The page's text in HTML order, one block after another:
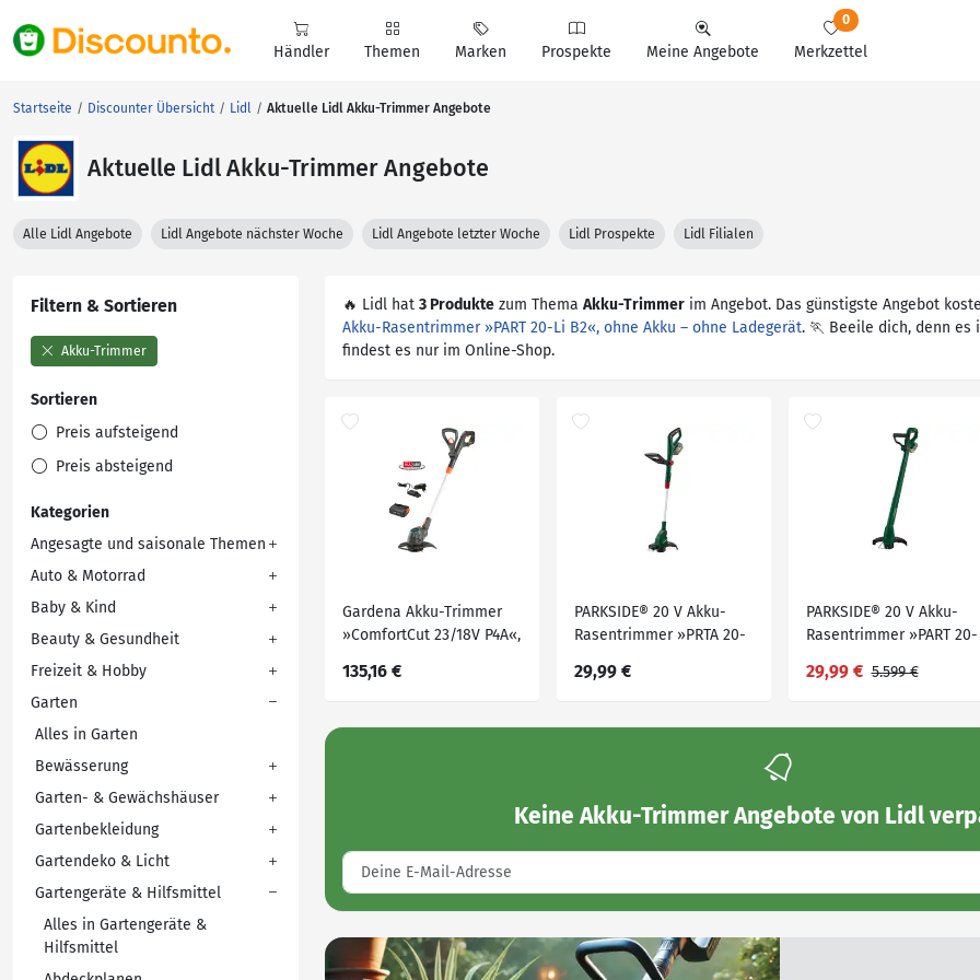
Händler Themen Marken Prospekte Meine Angebote Merkzettel
0
Startseite Discounter Übersicht Lidl Aktuelle Lidl Akku-Trimmer Angebote
Aktuelle Lidl Akku-Trimmer Angebote
Alle Lidl Angebote Lidl Angebote nächster Woche Lidl Angebote letzter Woche Lidl Prospekte Lidl Filialen
Filtern & Sortieren
Akku-Trimmer
Sortieren
Preis aufsteigend
Preis absteigend
Kategorien
Angesagte und saisonale Themen
Auto & Motorrad
Baby & Kind
Beauty & Gesundheit
Freizeit & Hobby
Garten
Alles in Garten
Bewässerung
Garten- & Gewächshäuser
Gartenbekleidung
Gartendeko & Licht
Gartengeräte & Hilfsmittel
Alles in Gartengeräte &
Hilfsmittel
🔥 Lidl hat 3 Produkte zum Thema Akku-Trimmer im Angebot. Das günstigste Angebot
Akku-Rasentrimmer »PART 20-Li B2«, ohne Akku – ohne Ladegerät. 🏃 Beeile dich, denn es
findest es nur im Online-Shop.
Gardena Akku-Trimmer
»ComfortCut 23/18V P4A«,
135,16 €
PARKSIDE® 20 V Akku-
Rasentrimmer »PRTA 20-
Ladegerät
29,99 €
PARKSIDE® 20 V Akku-
Rasentrimmer »PART 20-
Ladegerät
29,99 € 5.599 €
Keine Akku-Trimmer Angebote von Lidl